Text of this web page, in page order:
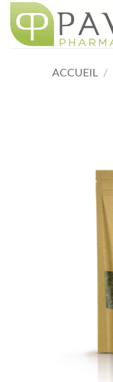
au
contenu
ACCUEIL /